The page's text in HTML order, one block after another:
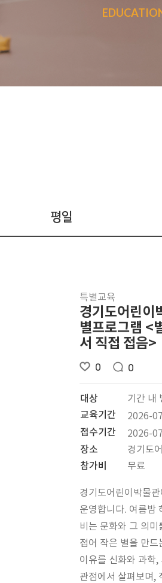
평일
특별교육
경기도어린이
별프로그램 <
서 직접 접음>
0 0
대상
기간 내
교육기간
2026-
접수기간 2026-
장소
경기도
참가비
무료
경기도어린이박물
운영합니다. 여름밤
비는 문화와 그 의
접어 작은 별을 만
이유를 신화와 과학
관점에서 살펴보며,